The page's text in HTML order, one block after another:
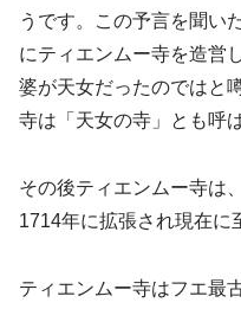
うです。この予言を聞い
にティエンムー寺を造営
婆が天女だったのではと
寺は「天女の寺」とも呼
その後ティエンムー寺は
1714年に拡張され現在に
ティエンムー寺はフエ最